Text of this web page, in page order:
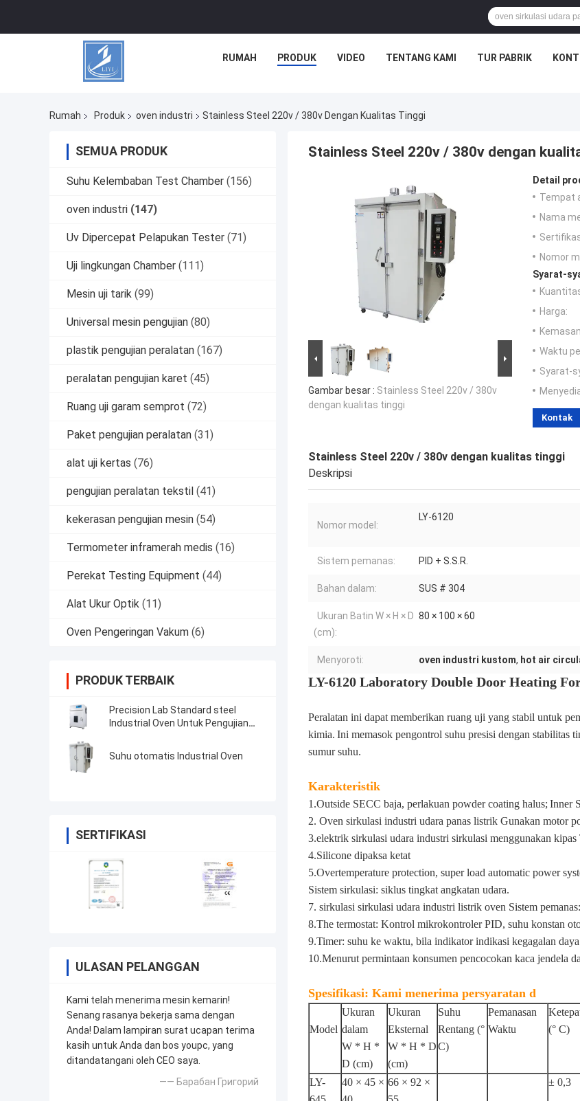
RUMAH PRODUK VIDEO TENTANG KAMI TUR PABRIK
Rumah Produk oven industri Stainless Steel 220v / 380v Dengan Kualitas Tinggi
SEMUA PRODUK
Suhu Kelembaban Test Chamber (156)
oven industri (147)
Uv Dipercepat Pelapukan Tester (71)
Uji lingkungan Chamber (111)
Mesin uji tarik (99)
Universal mesin pengujian (80)
plastik pengujian peralatan (167)
peralatan pengujian karet (45)
Ruang uji garam semprot (72)
Paket pengujian peralatan (31)
alat uji kertas (76)
pengujian peralatan tekstil (41)
kekerasan pengujian mesin (54)
Termometer inframerah medis (16)
Perekat Testing Equipment (44)
Alat Ukur Optik (11)
Oven Pengeringan Vakum (6)
PRODUK TERBAIK
Precision Lab Standard steel
Industrial Oven Untuk Pengujian
Suhu otomatis Industrial Oven
SERTIFIKASI
ULASAN PELANGGAN
Kami telah menerima mesin kemarin!
Senang rasanya bekerja sama dengan
Anda! Dalam lampiran surat ucapan terima
kasih untuk Anda dan bos youpc, yang
ditandatangani oleh CEO saya.
—— Барабан Григорий
Stainless Steel 220v / 380v dengan
Gambar besar : Stainless Steel 220v / 380v
dengan kualitas tinggi
Detail
Tempat
Nama
Nomor
Syarat-
Harga:
Waktu
Syarat-
Kontak
Stainless Steel 220v / 380v dengan kualitas tinggi
Deskripsi
Nomor model:
LY-6120
Sistem pemanas: PID + S.S.R.
Bahan dalam: SUS # 304
Ukuran Batin W × H × D
(cm):
80 × 100 × 60
Menyoroti: oven industri kustom, hot air
LY-6120 Laboratory Double Door Heating
Peralatan ini dapat memberikan ruang uji yang stabil untuk
kimia. Ini memasok pengontrol suhu presisi dengan stabilitas
sumur suhu.
Karakteristik
1.Outside SECC baja, perlakuan powder coating halus; Inner
2. Oven sirkulasi industri udara panas listrik Gunakan motor
3.elektrik sirkulasi udara industri sirkulasi menggunakan kipas
4.Silicone dipaksa ketat
5.Overtemperature protection, super load automatic power
Sistem sirkulasi: siklus tingkat angkatan udara.
7. sirkulasi sirkulasi udara industri listrik oven Sistem
8.The termostat: Kontrol mikrokontroler PID, suhu konstan
9.Timer: suhu ke waktu, bila indikator indikasi kegagalan
10.Menurut permintaan konsumen pencocokan kaca jendela
Spesifikasi: Kami menerima persyaratan d
Model
Ukuran
dalam
W * H *
D (cm)
Ukuran
Eksternal
W * H * D
(cm)
Suhu
Rentang (°
C)
Pemanasan
Waktu
(° C)
LY-
40 × 45 × 66 × 92 ×
± 0,3